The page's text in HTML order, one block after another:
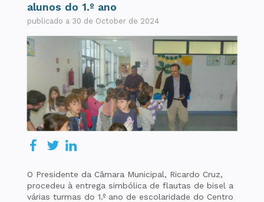
alunos do 1.º ano
publicado a 30 de October de 2024
O Presidente da Câmara Municipal, Ricardo Cruz,
procedeu à entrega simbólica de flautas de bisel a
várias turmas do 1.º ano de escolaridade do Centro